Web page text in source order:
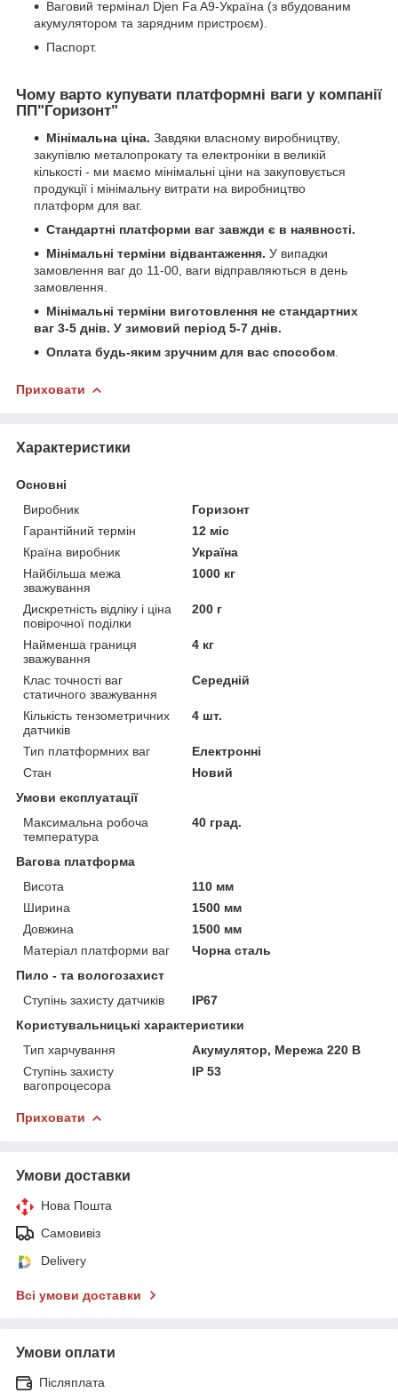
Ваговий термінал Djen Fa A9-Україна (з вбудованим
акумулятором та зарядним пристроєм).
Паспорт.
Чому варто купувати платформні ваги у компанії
ПП"Горизонт"
Мінімальна ціна. Завдяки власному виробництву,
закупівлю металопрокату та електроніки в великій
кількості - ми маємо мінімальні ціни на закуповується
продукції і мінімальну витрати на виробництво
платформ для ваг.
Стандартні платформи ваг завжди є в наявності.
Мінімальні терміни відвантаження. У випадки
замовлення ваг до 11-00, ваги відправляються в день
замовлення.
Мінімальні терміни виготовлення не стандартних
ваг 3-5 днів. У зимовий період 5-7 днів.
Оплата будь-яким зручним для вас способом
Приховати
Характеристики
Основні
Виробник
Горизонт
Гарантійний термін
12 міс
Країна виробник
Україна
Найбільша межа
зважування
1000 кг
Дискретність відліку і ціна
повірочної поділки
200 г
Найменша границя
зважування
4 кг
Клас точності ваг
статичного зважування
Середній
Кількість тензометричних
датчиків
4 шт.
Тип платформних ваг
Електронні
Стан
Новий
Умови експлуатації
Максимальна робоча
температура
40 град.
Вагова платформа
Висота
110 мм
Ширина
1500 мм
Довжина
1500 мм
Матеріал платформи ваг
Чорна сталь
Пило - та вологозахист
Ступінь захисту датчиків
IP67
Користувальницькі характеристики
Тип харчування
Акумулятор, Мережа 220 В
Ступінь захисту
вагопроцесора
IP 53
Приховати
Умови доставки
Нова Пошта
Самовивіз
Delivery
Всі умови доставки
Умови оплати
Післяплата